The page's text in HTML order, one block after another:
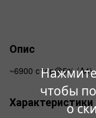
чтобы
о
Опис
~6900 стор@5%
Характеристики